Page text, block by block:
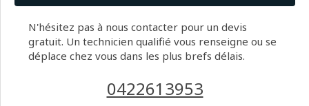
N'hésitez pas à nous contacter pour un devis
gratuit. Un technicien qualifié vous renseigne ou se
déplace chez vous dans les plus brefs délais.
0422613953